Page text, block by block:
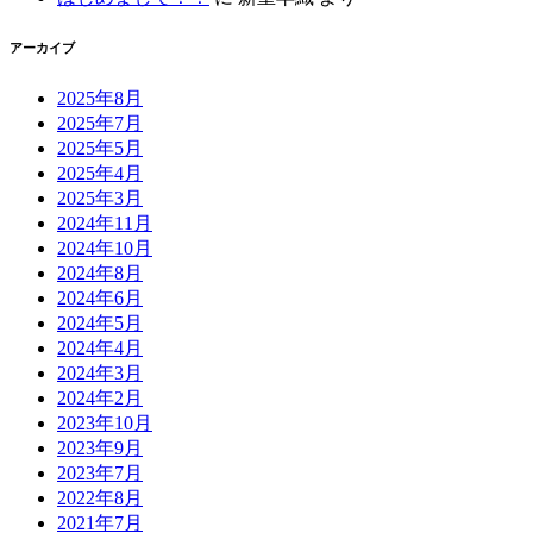
アーカイブ
2025年8月
2025年7月
2025年5月
2025年4月
2025年3月
2024年11月
2024年10月
2024年8月
2024年6月
2024年5月
2024年4月
2024年3月
2024年2月
2023年10月
2023年9月
2023年7月
2022年8月
2021年7月